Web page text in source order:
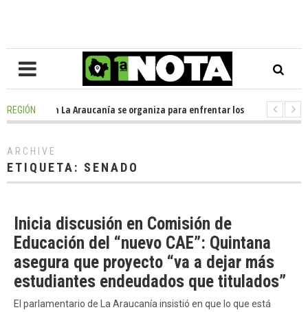
REGIÓN
en La Araucanía se organiza para enfrentar los impactos de la
ARCHIVE
ETIQUETA: SENADO
Inicia discusión en Comisión de
Educación del “nuevo CAE”: Quintana
asegura que proyecto “va a dejar más
estudiantes endeudados que titulados”
El parlamentario de La Araucanía insistió en que lo que está